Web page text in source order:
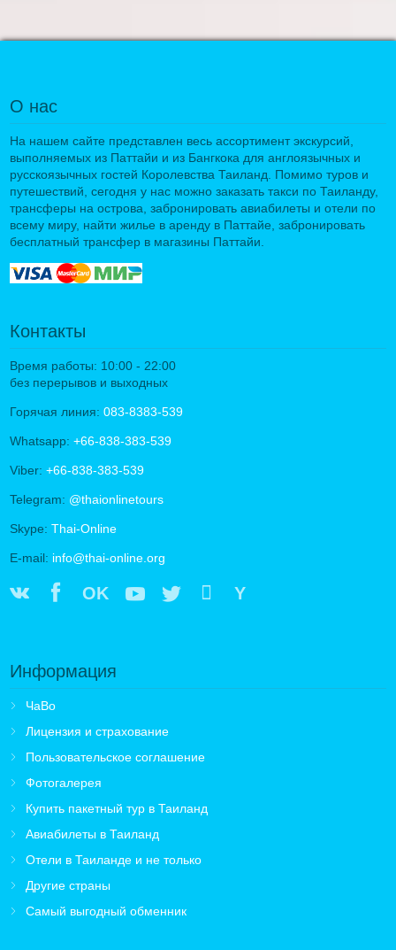
О нас
На нашем сайте представлен весь ассортимент экскурсий,
выполняемых из Паттайи и из Бангкока для англоязычных и
русскоязычных гостей Королевства Таиланд. Помимо туров и
путешествий, сегодня у нас можно заказать такси по Таиланду,
трансферы на острова, забронировать авиабилеты и отели по
всему миру, найти жилье в аренду в Паттайе, забронировать
бесплатный трансфер в магазины Паттайи.
Контакты
Время работы: 10:00 - 22:00
без перерывов и выходных
Горячая линия: 083-8383-539
Whatsapp: +66-838-383-539
Viber: +66-838-383-539
Telegram: @thaionlinetours
Skype: Thai-Online
E-mail: info@thai-online.org
OK Y
Информация
ЧаВо
Лицензия и страхование
Пользовательское соглашение
Фотогалерея
Купить пакетный тур в Таиланд
Авиабилеты в Таиланд
Отели в Таиланде и не только
Другие страны
Самый выгодный обменник